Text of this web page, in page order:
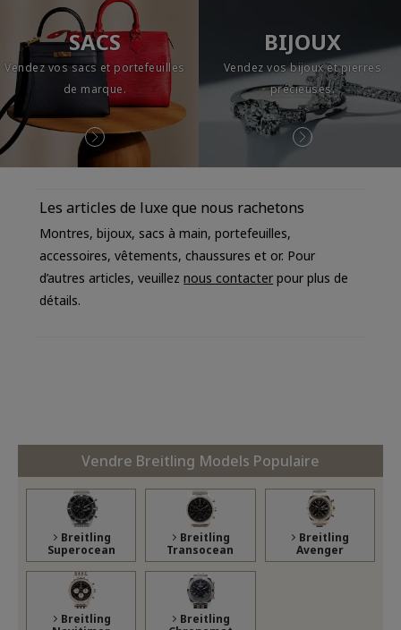
SACS
Vendez vos sacs et portefeuilles
de marque.
BIJOUX
Vendez vos bijoux et pierres
précieuses.
Les articles de luxe que nous rachetons
Montres, bijoux, sacs à main, portefeuilles,
accessoires, vêtements, chaussures et or. Pour
d’autres articles, veuilleznous contacter pour plus de
détails.
Vendre Breitling Models Populaire
Breitling
Superocean
Breitling
Transocean
Breitling
Avenger
Breitling
Breitling